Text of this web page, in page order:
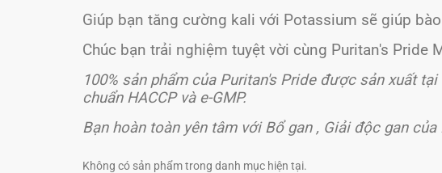
Giúp bạn tăng cường kali với Potassium sẽ giúp
Chúc bạn trải nghiệm tuyệt vời cùng Puritan's Pride
100% sản phẩm của Puritan's Pride được sản xuất
chuẩn HACCP và e-GMP.
Bạn hoàn toàn yên tâm với Bổ gan , Giải độc gan của
Không có sản phẩm trong danh mục hiện tại.